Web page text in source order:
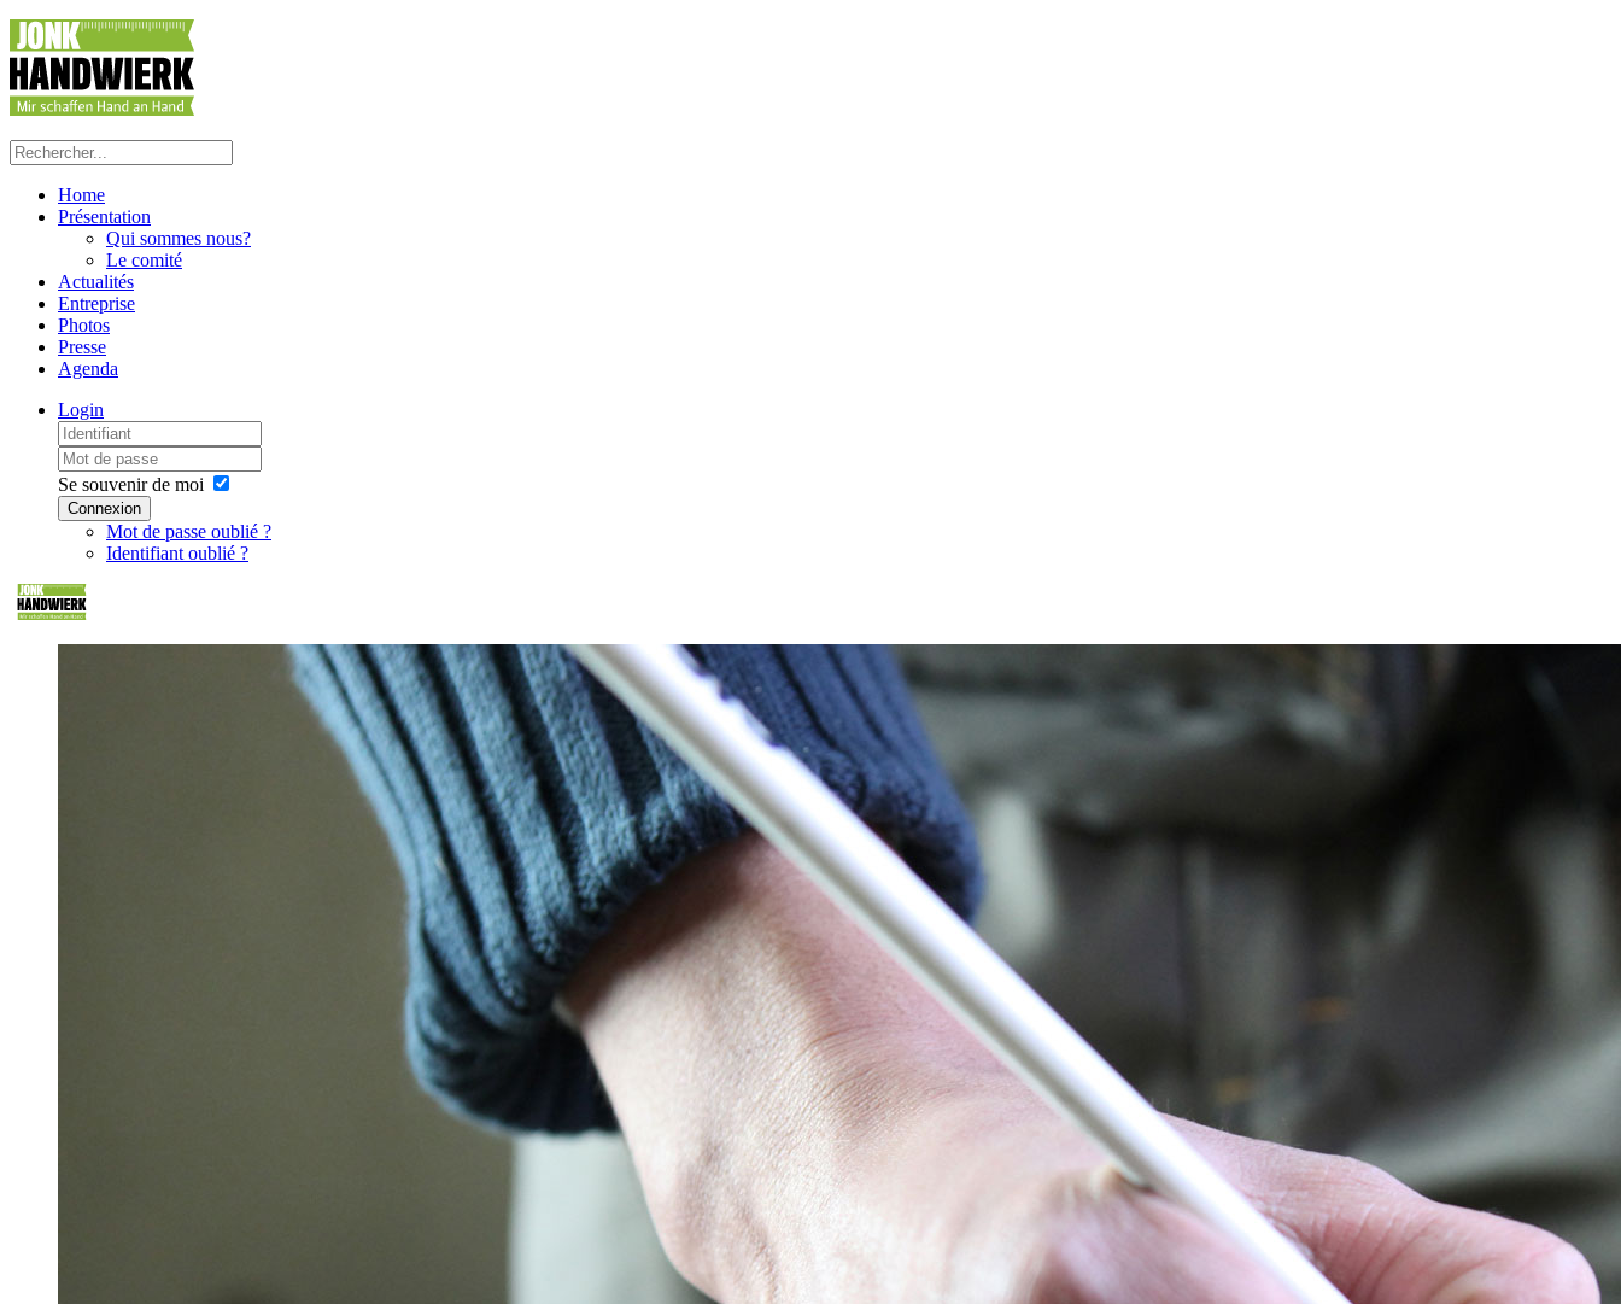
Home
Présentation
Qui sommes nous?
Le comité
Actualités
Entreprise
Photos
Presse
Agenda
Login
Se souvenir de moi
Connexion
Mot de passe oublié ?
Identifiant oublié ?
précédente
précédent
suivante
suivant